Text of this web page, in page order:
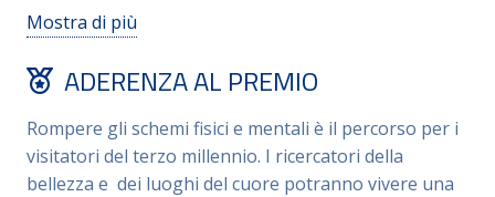
davanti al monumento e consentiremo l’accesso. Il
che offriva sacrifici alla Dea delle messi: Demetra.
Mostra di più
ADERENZA AL PREMIO
Rompere gli schemi fisici e mentali è il percorso per i
visitatori del terzo millennio. I ricercatori della
bellezza e dei luoghi del cuore potranno vivere una